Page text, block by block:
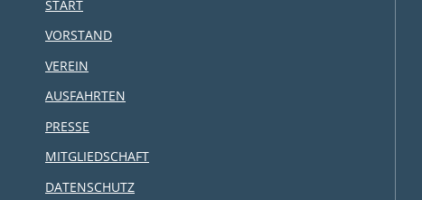
START
VORSTAND
VEREIN
AUSFAHRTEN
PRESSE
MITGLIEDSCHAFT
DATENSCHUTZ